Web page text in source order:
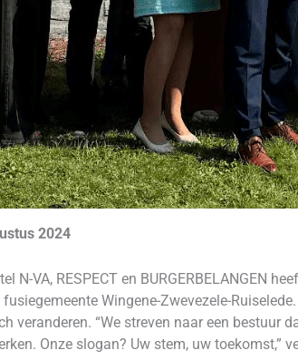
2024
N-VA, RESPECT en BURGERBELANGEN
fusiegemeente Wingene-Zwevezele-
veranderen. “We streven naar een bestuur
Onze slogan? Uw stem, uw toekomst,”